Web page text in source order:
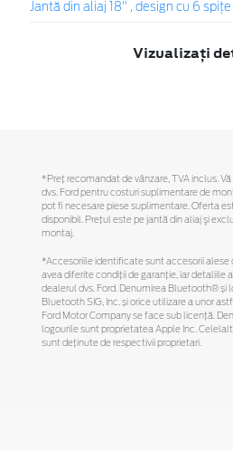
Jantă din aliaj 18" , design cu 6
Vizualizați
*Preţ recomandat de vânzare, TVA inclus.
dvs. Ford pentru costuri suplimentare de
pot fi necesare piese suplimentare. Oferta
disponibil. Preţul este pe jantă din aliaj şi
montaj.
*Accesoriile identificate sunt accesorii alese
avea diferite condiții de garanție, iar detaliile
dealerul dvs. Ford. Denumirea Bluetooth® și
Bluetooth SIG, Inc. și orice utilizare a unor
Ford Motor Company se face sub licență.
logourile sunt proprietatea Apple Inc.
sunt deținute de respectivii proprietari.